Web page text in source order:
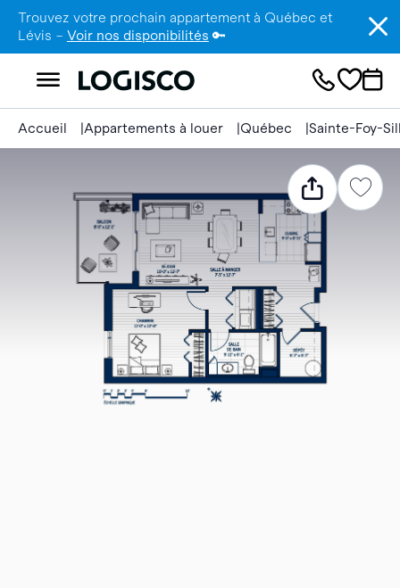
Trouvez votre prochain appartement à Québec et
Lévis – Voir nos disponibilités 🔑
Accueil Appartements à louer Québec Sainte-Foy-